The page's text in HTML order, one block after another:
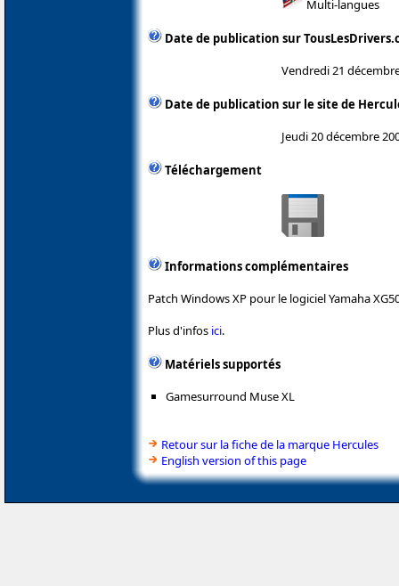
Multi-langues
Date de publication sur
Vendredi 21
Date de publication sur le site de
Jeudi 20 décembre
Téléchargement
Informations complémentaires
Patch Windows XP pour le logiciel Yamaha
Plus d'infos ici.
Matériels supportés
Gamesurround Muse XL
Retour sur la fiche de la marque Hercules
English version of this page